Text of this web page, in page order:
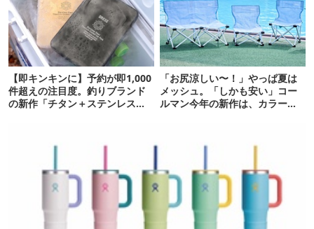
【即キンキンに】予約が即1,000
件超えの注目度。釣りブランド
の新作「チタン＋ステンレスの
「お尻涼しい〜！」やっぱ夏は
メッシュ。「しかも安い」コー
ルマン今年の新作は、カラーも